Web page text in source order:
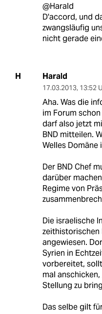
@Harald
D'accord, und
zwangsläufig
nicht gerade
H Harald
17.03.2013, 13:52
Aha. Was die
im Forum
darf also jetzt
BND mitteilen.
Welles Domäne
Der BND Chef
darüber
Regime von
Die israelische
zeithistorischen
angewiesen.
Syrien in
vorbereitet,
mal
Stellung zu
Das selbe gilt